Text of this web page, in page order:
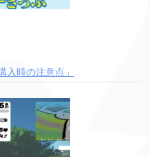
入時の注意点」